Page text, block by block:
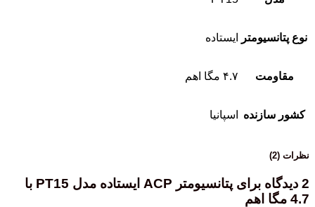
نوع پتانسیومتر ایستاده
مقاومت ۴.۷ مگا اهم
کشور سازنده اسپانیا
نظرات (2)
2 دیدگاه برای
پتانسیومتر ACP ایستاده مدل PT15 با
4.7 مگا اهم